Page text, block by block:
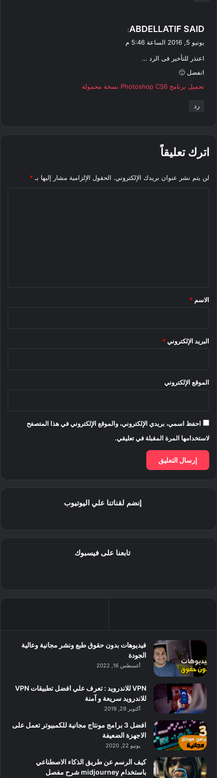
ي
ل
ABDELLATIF SAID
:
يونيو 5, 2016 الساعة 5:46 م
اعتذر للتأخير فى الرد …
اتفضل 🙂
تحميل برنامج Photoshop CS6 نسخة محمولة
رد
اترك تعليقاً
لن يتم نشر عنوان بريدك الإلكتروني. الحقول الإلزامية مشار إليها بـ *
*
الاسم *
البريد الإلكتروني *
الموقع الإلكتروني
احفظ اسمي، بريدي الإلكتروني، والموقع الإلكتروني في هذا المتصفح
لاستخدامها المرة المقبلة في تعليقي.
إنضم لقناتنا علي اليوتيوب
تابعنا على فيسبوك
فيديوهات بدون حقوق طبع ونشر مجانية وعالية
الجودة
أغسطس 16, 2022
VPN للاندرويد : تعرف علي افضل تطبيقات VPN
للاندرويد سريعة و آمنة
أكتوبر 29, 2019
افضل 3 برامج مونتاج مجانية للكمبيوتر تعمل على
الاجهزة الضعيفة
يونيو 22, 2020
كيف الرسم عن طريق الذكاء الاصطناعي
باستخدام midjourney شرح مفصل